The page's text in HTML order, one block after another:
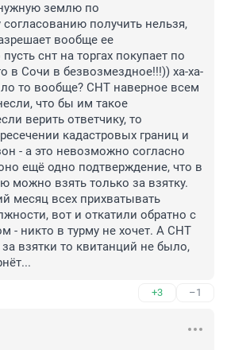
землю по
получить нельзя,
вообще ее
снт на торгах покупает по
в Сочи в безвозмездное!!!)) ха-ха-
то вообще? СНТ наверное всем
что бы им такое
верить ответчику, то
кадастровых границ и
- а это невозможно согласно
ещё одно подтверждение, что в
можно взять только за взятку.
месяц всех прихватывать
вот и откатили обратно с
- никто в турму не хочет. А СНТ
взятки то квитанций не было,
+3 –1